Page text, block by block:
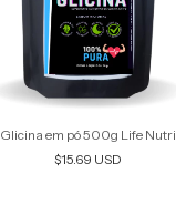
Glicina em pó 500g Life Nutri
$15.69 USD